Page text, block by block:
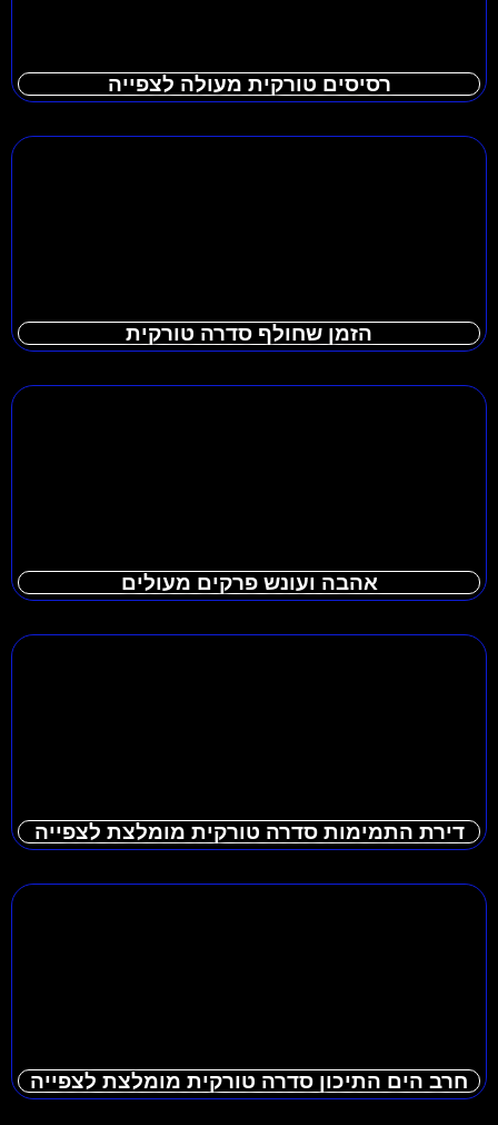
רסיסים טורקית מעולה לצפייה
הזמן שחולף סדרה טורקית
אהבה ועונש פרקים מעולים
דירת התמימות סדרה טורקית מומלצת לצפייה
חרב הים התיכון סדרה טורקית מומלצת לצפייה